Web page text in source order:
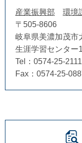
産業振興部 環境
〒505-8606
岐阜県美濃加茂市
生涯学習センター
Tel：0574-25-
Fax：0574-25-